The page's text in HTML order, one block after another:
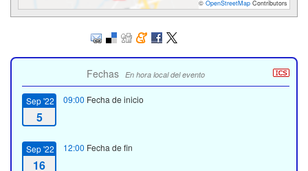
© OpenStreetMap Contributors
Fechas En hora local del evento
Sep '22
5
09:00 Fecha de inicio
Sep '22
16
12:00 Fecha de fin